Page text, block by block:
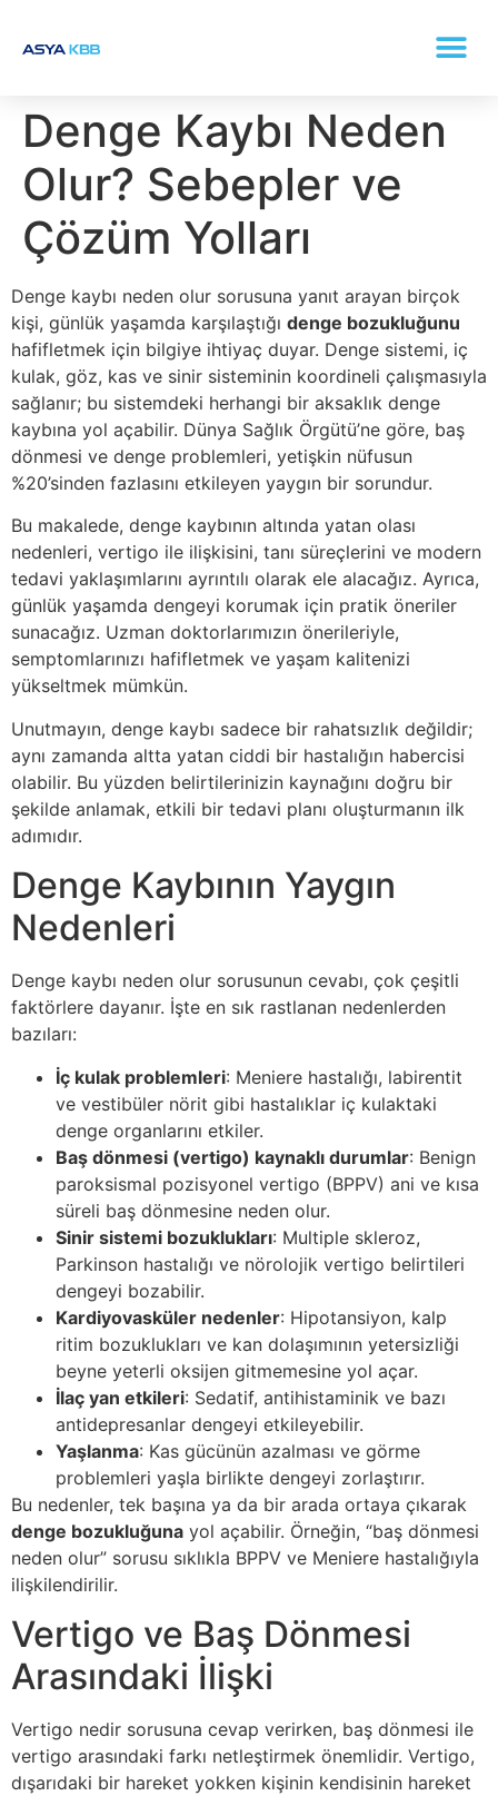
Denge Kaybı Neden
Olur? Sebepler ve
Çözüm Yolları
Denge kaybı neden olur sorusuna yanıt arayan birçok
kişi, günlük yaşamda karşılaştığı denge bozukluğunu
hafifletmek için bilgiye ihtiyaç duyar. Denge sistemi, iç
kulak, göz, kas ve sinir sisteminin koordineli çalışmasıyla
sağlanır; bu sistemdeki herhangi bir aksaklık denge
kaybına yol açabilir. Dünya Sağlık Örgütü’ne göre, baş
dönmesi ve denge problemleri, yetişkin nüfusun
%20’sinden fazlasını etkileyen yaygın bir sorundur.
Bu makalede, denge kaybının altında yatan olası
nedenleri, vertigo ile ilişkisini, tanı süreçlerini ve modern
tedavi yaklaşımlarını ayrıntılı olarak ele alacağız. Ayrıca,
günlük yaşamda dengeyi korumak için pratik öneriler
sunacağız. Uzman doktorlarımızın önerileriyle,
semptomlarınızı hafifletmek ve yaşam kalitenizi
yükseltmek mümkün.
Unutmayın, denge kaybı sadece bir rahatsızlık değildir;
aynı zamanda altta yatan ciddi bir hastalığın habercisi
olabilir. Bu yüzden belirtilerinizin kaynağını doğru bir
şekilde anlamak, etkili bir tedavi planı oluşturmanın ilk
adımıdır.
Denge Kaybının Yaygın
Nedenleri
Denge kaybı neden olur sorusunun cevabı, çok çeşitli
faktörlere dayanır. İşte en sık rastlanan nedenlerden
bazıları:
İç kulak problemleri: Meniere hastalığı, labirentit
ve vestibüler nörit gibi hastalıklar iç kulaktaki
denge organlarını etkiler.
Baş dönmesi (vertigo) kaynaklı durumlar: Benign
paroksismal pozisyonel vertigo (BPPV) ani ve kısa
süreli baş dönmesine neden olur.
Sinir sistemi bozuklukları: Multiple skleroz,
Parkinson hastalığı ve nörolojik vertigo belirtileri
dengeyi bozabilir.
Kardiyovasküler nedenler: Hipotansiyon, kalp
ritim bozuklukları ve kan dolaşımının yetersizliği
beyne yeterli oksijen gitmemesine yol açar.
İlaç yan etkileri: Sedatif, antihistaminik ve bazı
antidepresanlar dengeyi etkileyebilir.
Yaşlanma: Kas gücünün azalması ve görme
problemleri yaşla birlikte dengeyi zorlaştırır.
Bu nedenler, tek başına ya da bir arada ortaya çıkarak
denge bozukluğuna yol açabilir. Örneğin, “baş dönmesi
neden olur” sorusu sıklıkla BPPV ve Meniere hastalığıyla
ilişkilendirilir.
Vertigo ve Baş Dönmesi
Arasındaki İlişki
Vertigo nedir sorusuna cevap verirken, baş dönmesi ile
vertigo arasındaki farkı netleştirmek önemlidir. Vertigo,
dışarıdaki bir hareket yokken kişinin kendisinin hareket